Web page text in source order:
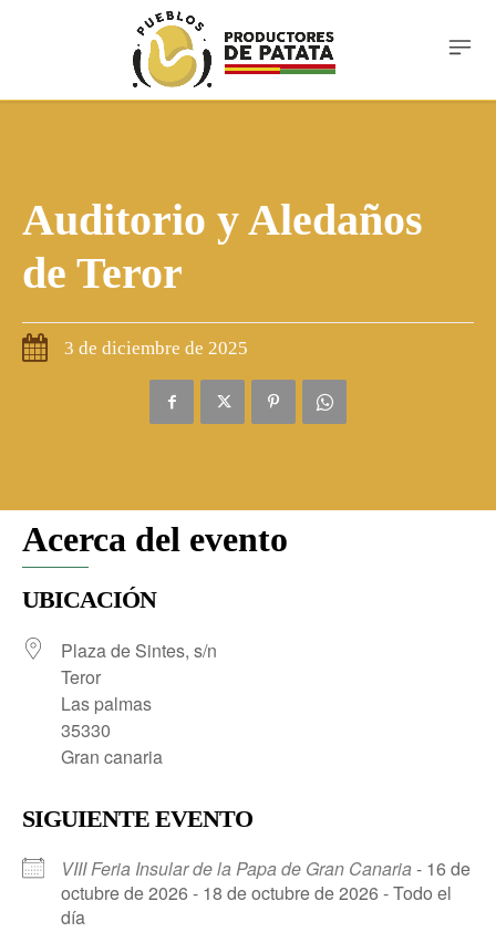
Auditorio y Aledaños
de Teror
3 de diciembre de 2025
Acerca del evento
UBICACIÓN
Plaza de Sintes, s/n
Teror
Las palmas
35330
Gran canaria
SIGUIENTE EVENTO
VIII Feria Insular de la Papa de Gran Canaria- 16 de
octubre de 2026 - 18 de octubre de 2026 - Todo el
día